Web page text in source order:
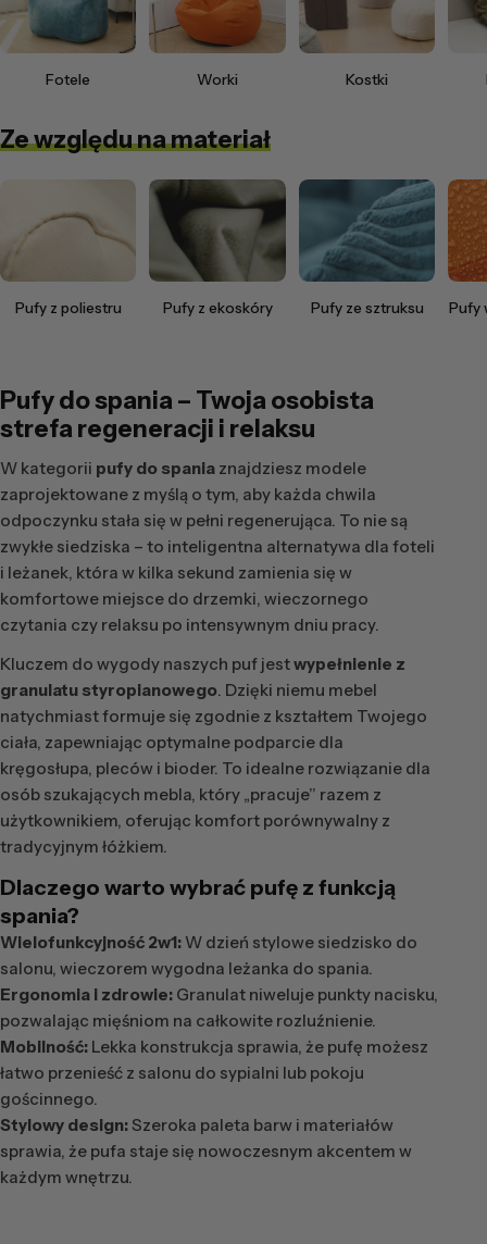
Fotele Worki Kostki
Ze względu na materiał
Pufy z poliestru Pufy z ekoskóry Pufy ze sztruksu Pufy
Pufy do spania – Twoja osobista
strefa regeneracji i relaksu
W kategorii pufy do spania znajdziesz modele
zaprojektowane z myślą o tym, aby każda chwila
odpoczynku stała się w pełni regenerująca. To nie są
zwykłe siedziska – to inteligentna alternatywa dla foteli
i leżanek, która w kilka sekund zamienia się w
komfortowe miejsce do drzemki, wieczornego
czytania czy relaksu po intensywnym dniu pracy.
Kluczem do wygody naszych puf jestwypełnienie z
granulatu styropianowego. Dzięki niemu mebel
natychmiast formuje się zgodnie z kształtem Twojego
ciała, zapewniając optymalne podparcie dla
kręgosłupa, pleców i bioder. To idealne rozwiązanie dla
osób szukających mebla, który „pracuje” razem z
użytkownikiem, oferując komfort porównywalny z
tradycyjnym łóżkiem.
Dlaczego warto wybrać pufę z funkcją
spania?
Wielofunkcyjność 2w1: W dzień stylowe siedzisko do
salonu, wieczorem wygodna leżanka do spania.
Ergonomia i zdrowie: Granulat niweluje punkty nacisku,
pozwalając mięśniom na całkowite rozluźnienie.
Mobilność: Lekka konstrukcja sprawia, że pufę możesz
łatwo przenieść z salonu do sypialni lub pokoju
gościnnego.
Stylowy design: Szeroka paleta barw i materiałów
sprawia, że pufa staje się nowoczesnym akcentem w
każdym wnętrzu.